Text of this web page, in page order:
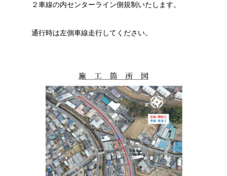
２車線の内センターライン側規制いたします。
通行時は左側車線走行してください。